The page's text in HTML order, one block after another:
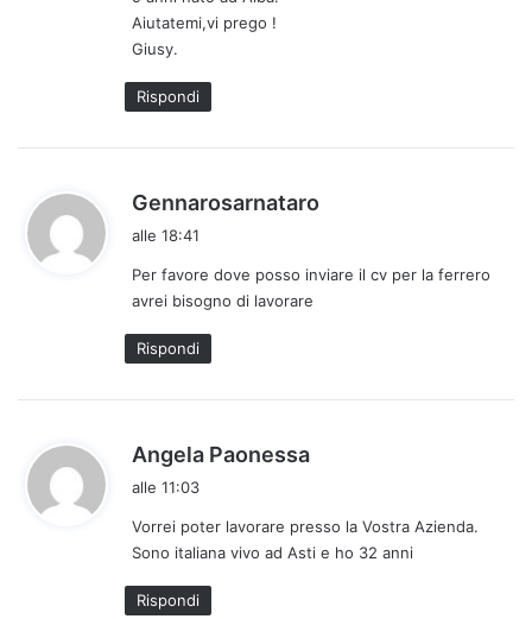
:
Aiutatemi,vi prego !
Giusy.
Rispondi
Gennarosarnataro
e
alle 18:41
Per favore dove posso inviare il cv per la ferrero
avrei bisogno di lavorare
Rispondi
Angela Paonessa
e
t
alle 11:03
Vorrei poter lavorare presso la Vostra Azienda.
Sono italiana vivo ad Asti e ho 32 anni
Rispondi